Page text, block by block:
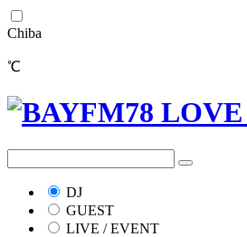
Chiba
℃
DJ
GUEST
LIVE / EVENT